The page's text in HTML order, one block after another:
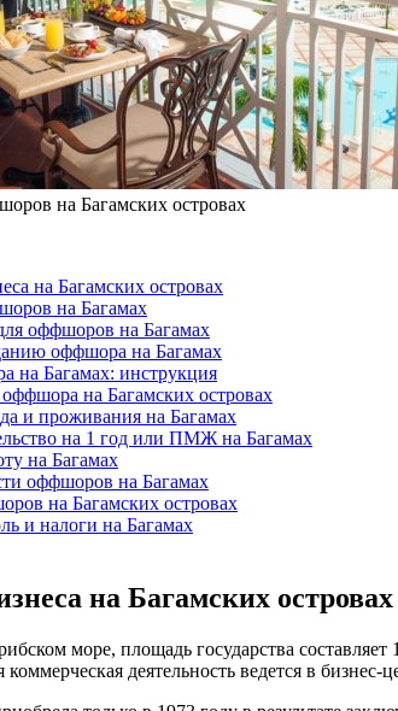
на Багамских островах
на Багамских островах
на Багамах
оффшоров на Багамах
оффшора на Багамах
на Багамах: инструкция
на Багамских островах
и проживания на Багамах
на 1 год или ПМЖ на Багамах
на Багамах
оффшоров на Багамах
на Багамских островах
и налоги на Багамах
на Багамских островах
море, площадь государства
деятельность ведется в бизнес-